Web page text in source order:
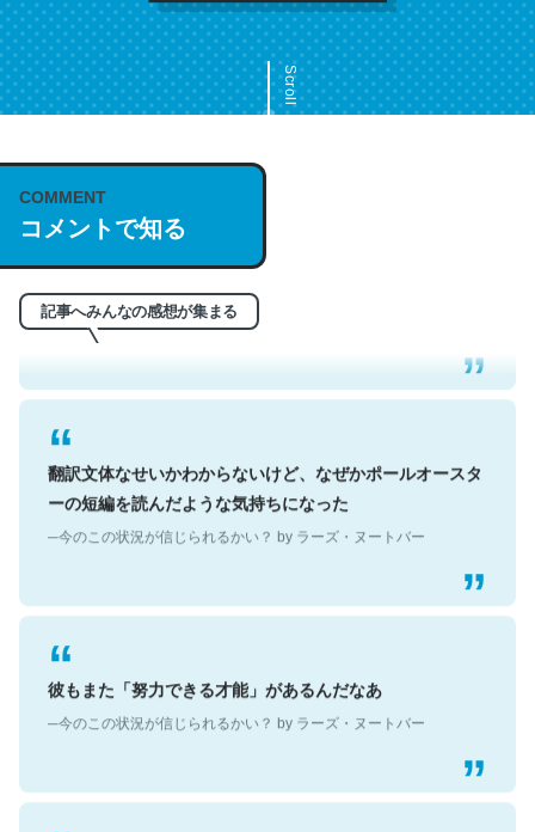
Scroll
COMMENT
コメントで知る
記事へみんなの感想が集まる
これは名文。彼はとてもクレバーなんだろうなと凄く思
う。英語少しでも読める人は原文もお勧め。自分はこの流
─今のこの状況が信じられるかい？ by ラーズ・ヌートバー
翻訳文体なせいかわからないけど、なぜかポールオースタ
ーの短編を読んだような気持ちになった
─今のこの状況が信じられるかい？ by ラーズ・ヌートバー
彼もまた「努力できる才能」があるんだなあ
─今のこの状況が信じられるかい？ by ラーズ・ヌートバー